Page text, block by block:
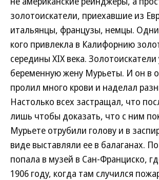
золотоискатели, приехавшие из
итальянцы, французы, немцы.
кого привлекла в Калифорнию
середины XIX века.
беременную жену Мурьеты. И он в
пролил много крови и наделал
Настолько всех застращал, что
лишь чтобы доказать, что с ним
Мурьете отрубили голову и в
виде выставляли ее в балаганах.
попала в музей в Сан-Франциско,
1906 году, когда там случился